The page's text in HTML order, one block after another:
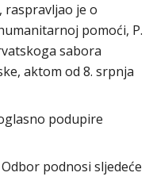
raspravljao je o
pomoći, P.
sabora
aktom od 8. srpnja
podupire
podnosi sljedeće